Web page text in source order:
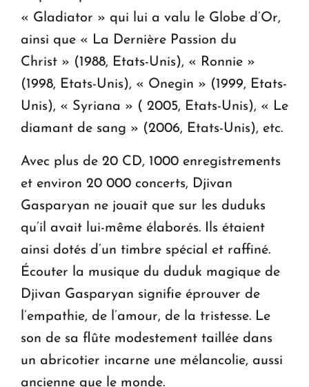
« Gladiator » qui lui a valu le Globe d’Or,
ainsi que « La Dernière Passion du
Christ » (1988, Etats-Unis), « Ronnie »
(1998, Etats-Unis), « Onegin » (1999, Etats-
Unis), « Syriana » ( 2005, Etats-Unis), « Le
diamant de sang » (2006, Etats-Unis), etc.
Avec plus de 20 CD, 1000 enregistrements
et environ 20 000 concerts, Djivan
Gasparyan ne jouait que sur les duduks
qu’il avait lui-même élaborés. Ils étaient
ainsi dotés d’un timbre spécial et raffiné.
Écouter la musique du duduk magique de
Djivan Gasparyan signifie éprouver de
l’empathie, de l’amour, de la tristesse. Le
son de sa flûte modestement taillée dans
un abricotier incarne une mélancolie, aussi
ancienne que le monde.